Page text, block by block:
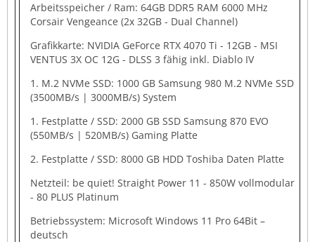
Arbeitsspeicher / Ram: 64GB DDR5 RAM 6000 MHz
Corsair Vengeance (2x 32GB - Dual Channel)
Grafikkarte: NVIDIA GeForce RTX 4070 Ti - 12GB - MSI
VENTUS 3X OC 12G - DLSS 3 fähig inkl. Diablo IV
1. M.2 NVMe SSD: 1000 GB Samsung 980 M.2 NVMe SSD
(3500MB/s | 3000MB/s) System
1. Festplatte / SSD: 2000 GB SSD Samsung 870 EVO
(550MB/s | 520MB/s) Gaming Platte
2. Festplatte / SSD: 8000 GB HDD Toshiba Daten Platte
Netzteil: be quiet! Straight Power 11 - 850W vollmodular
- 80 PLUS Platinum
Betriebssystem: Microsoft Windows 11 Pro 64Bit –
deutsch